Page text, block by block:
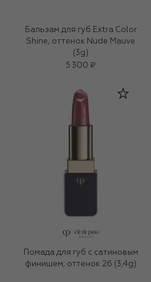
Бальзам для губ Extra Color
Shine, оттенок Nude Mauve
(3g)
5 300 ₽
Помада для губ с сатиновым
финишем, оттенок 26 (3,4g)